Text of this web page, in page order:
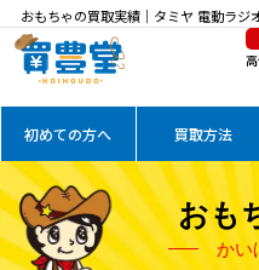
おもちゃの買取実績｜タミヤ 電動ラジ
価買取
初めての方へ 買取方法
おも
かい